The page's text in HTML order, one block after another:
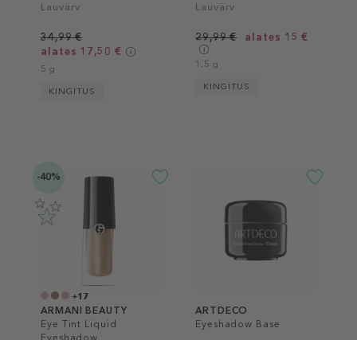
Lauvärv
34,99 €
alates 17,50 €
5 g
KINGITUS
Lauvärv
29,99 € alates 15 €
1.5 g
KINGITUS
-40%
+17
ARMANI BEAUTY
Eye Tint Liquid
Eyeshadow
ARTDECO
Eyeshadow Base